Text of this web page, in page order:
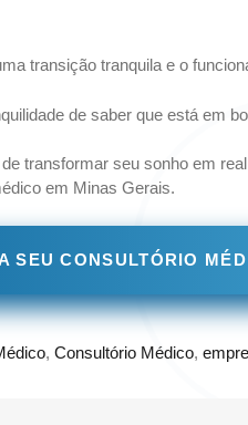
transição tranquila e o
de saber que está em
transformar seu sonho em
em Minas Gerais.
SEU CONSULTÓRIO
, Consultório Médico,